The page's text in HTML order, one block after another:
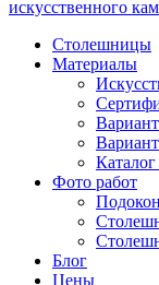
искусственного
Столешницы
Материалы
Фото работ
Блог
Цены